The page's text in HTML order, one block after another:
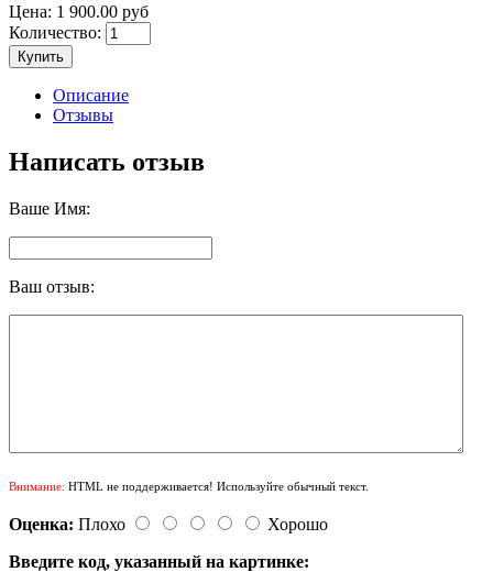
Цена: 1 900.00 руб
Количество:
Купить
Описание
Отзывы
Написать отзыв
Ваше Имя:
Ваш отзыв:
Внимание: HTML не поддерживается! Используйте обычный текст.
Оценка: Плохо
Хорошо
Введите код, указанный на картинке: